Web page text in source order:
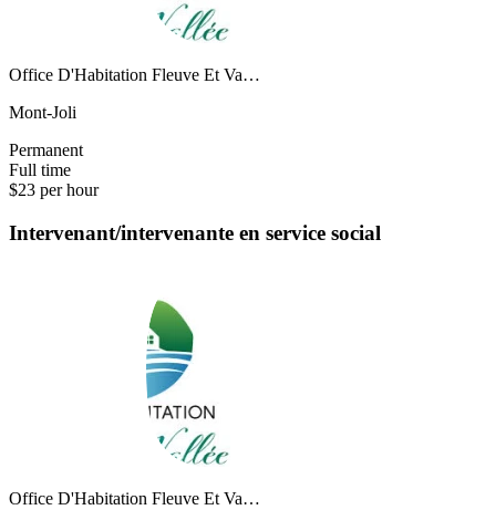
Office D'Habitation Fleuve Et Va…
Mont-Joli
Permanent
Full time
$23 per hour
Intervenant/intervenante en service social
Office D'Habitation Fleuve Et Va…